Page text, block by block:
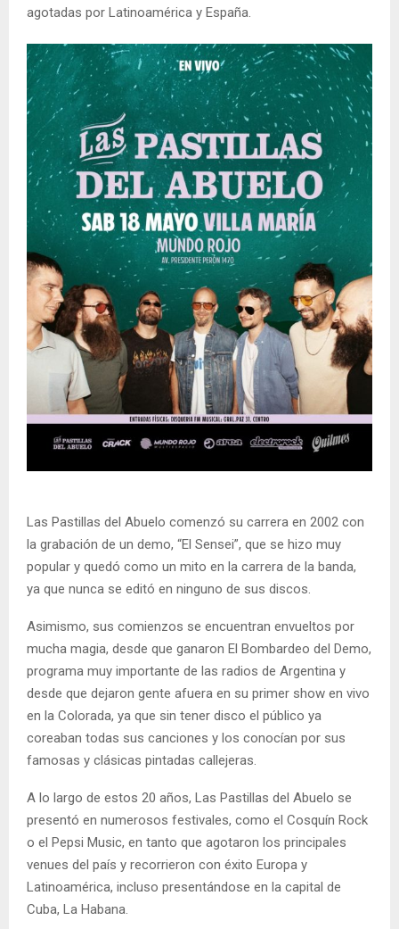
agotadas por Latinoamérica y España.
Las Pastillas del Abuelo comenzó su carrera en 2002 con
la grabación de un demo, “El Sensei”, que se hizo muy
popular y quedó como un mito en la carrera de la banda,
ya que nunca se editó en ninguno de sus discos.
Asimismo, sus comienzos se encuentran envueltos por
mucha magia, desde que ganaron El Bombardeo del Demo,
programa muy importante de las radios de Argentina y
desde que dejaron gente afuera en su primer show en vivo
en la Colorada, ya que sin tener disco el público ya
coreaban todas sus canciones y los conocían por sus
famosas y clásicas pintadas callejeras.
A lo largo de estos 20 años, Las Pastillas del Abuelo se
presentó en numerosos festivales, como el Cosquín Rock
o el Pepsi Music, en tanto que agotaron los principales
venues del país y recorrieron con éxito Europa y
Latinoamérica, incluso presentándose en la capital de
Cuba, La Habana.